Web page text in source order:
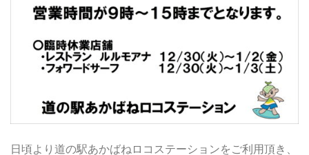
日頃より道の駅あかばねロコステーションをご利用頂き、